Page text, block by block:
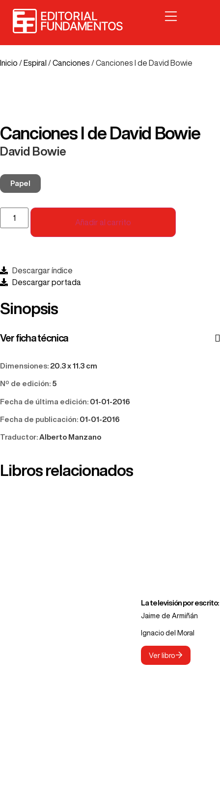
Inicio / Espiral /Canciones / Canciones I de David Bowie
Canciones I de David Bowie
David Bowie
Papel
Añadir al carrito
Descargar índice
Descargar portada
Sinopsis
Ver ficha técnica
Dimensiones: 20.3 x 11.3 cm
Nº de edición: 5
Fecha de última edición: 01-01-2016
Fecha de publicación: 01-01-2016
Traductor: Alberto Manzano
Libros relacionados
La televisión por
Jaime de Armiñán
Ignacio del Moral
Ver libro